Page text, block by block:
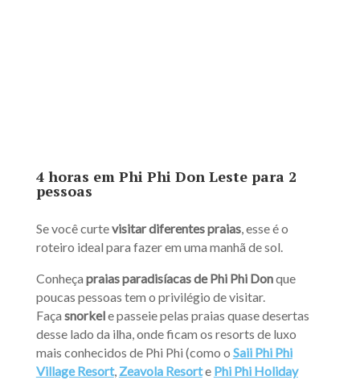
4 horas em Phi Phi Don Leste para 2
pessoas
Se você curtevisitar diferentes praias, esse é o
roteiro ideal para fazer em uma manhã de sol.
Conheça praias paradisíacas de Phi Phi Donque
poucas pessoas tem o privilégio de visitar.
Faça snorkele passeie pelas praias quase desertas
desse lado da ilha, onde ficam os resorts de luxo
mais conhecidos de Phi Phi (como o Saii Phi Phi
Village Resort, Zeavola Resorte Phi Phi Holiday